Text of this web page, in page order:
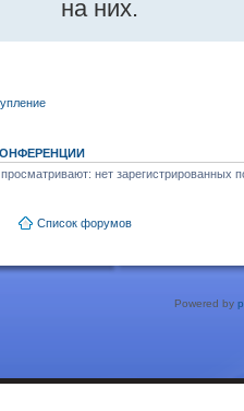
на них.
нет зарегистрированных
Список форумов
Powered by